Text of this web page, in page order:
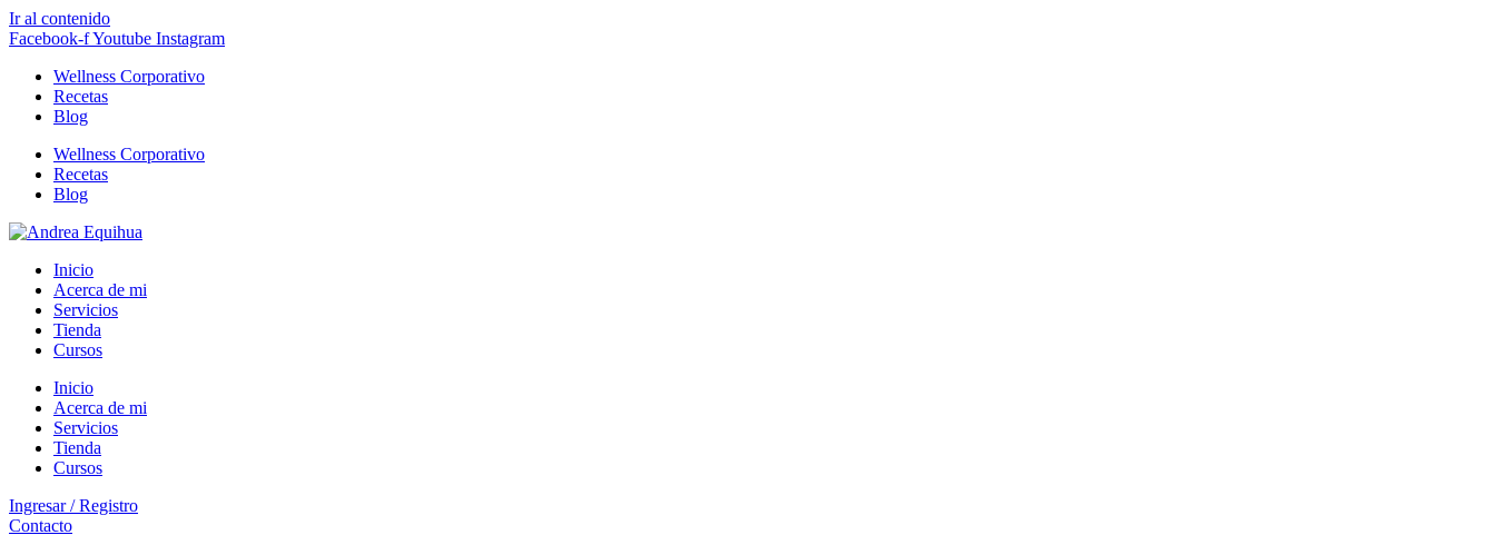
Ir al contenido
Facebook-fYoutube Instagram
Wellness Corporativo
Recetas
Blog
Wellness Corporativo
Recetas
Blog
Inicio
Acerca de mi
Servicios
Tienda
Cursos
Inicio
Acerca de mi
Servicios
Tienda
Cursos
Ingresar / Registro
Contacto